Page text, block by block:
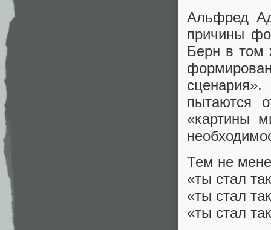
Альфред
причины
Берн в том
пытаются
«картины
Тем не
«ты стал
«ты стал
«ты стал